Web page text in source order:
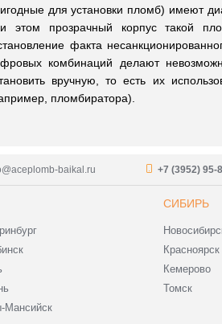
для установки пломб) имеют
этом прозрачный корпус такой
факта
комбинаций делают
вручную, то есть их
пломбиратора).
baikal.ru +7 (3952) 95-
Мансийск
СИБИРЬ
Красноярск
Кемерово
Томск